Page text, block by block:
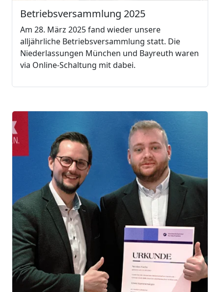
Betriebsversammlung 2025
Am 28. März 2025 fand wieder unsere
alljährliche Betriebsversammlung statt. Die
Niederlassungen München und Bayreuth waren
via Online-Schaltung mit dabei.